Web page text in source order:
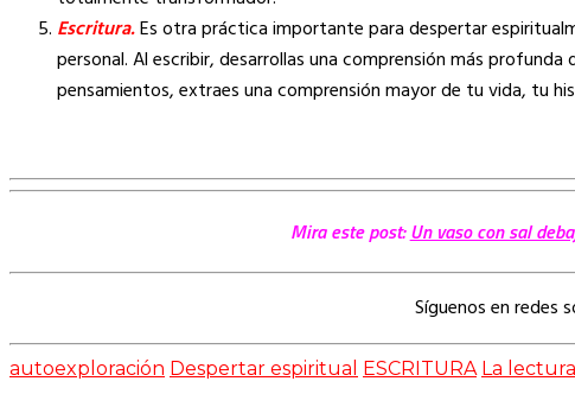
Escritura.Es otra práctica importante para despertar
personal. Al escribir, desarrollas una comprensión más
pensamientos, extraes una comprensión mayor de tu vida, tu
Mira este post:Un vaso con sal
Síguenos en redes
autoexploración Despertar espiritual ESCRITURA La lectura